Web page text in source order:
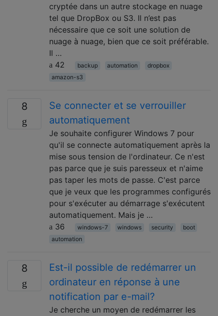
cryptée dans un autre stockage en nuage
tel que DropBox ou S3. Il n’est pas
nécessaire que ce soit une solution de
nuage à nuage, bien que ce soit préférable.
Il …
42
backup automation
dropbox
amazon-s3
8
Se connecter et se verrouiller
automatiquement
Je souhaite configurer Windows 7 pour
qu'il se connecte automatiquement après la
mise sous tension de l'ordinateur. Ce n'est
pas parce que je suis paresseux et n'aime
pas taper les mots de passe. C'est parce
que je veux que les programmes configurés
pour s'exécuter au démarrage s'exécutent
automatiquement. Mais je …
36
windows-7 windows security
boot
automation
8
Est-il possible de redémarrer un
ordinateur en réponse à une
notification par e-mail?
Je cherche un moyen de redémarrer les